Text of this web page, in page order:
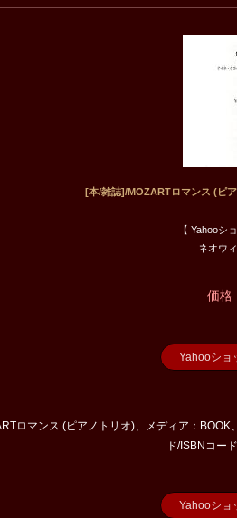
[本/雑誌]/MOZARTロマンス (ピ
【 Yahooシ
ネオウ
価格
Yahooショ
ロマンス (ピアノトリオ)、メディア：
ド/ISBNコー
Yahooショ